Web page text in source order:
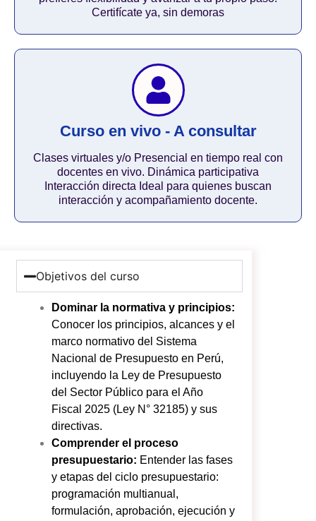
Certifícate ya, sin demoras
Curso en vivo - A consultar
Clases virtuales y/o Presencial en tiempo real con
docentes en vivo. Dinámica participativa
Interacción directa Ideal para quienes buscan
interacción y acompañamiento docente.
Objetivos del curso
Dominar la normativa y principios:
Conocer los principios, alcances y el
marco normativo del Sistema
Nacional de Presupuesto en Perú,
incluyendo la Ley de Presupuesto
del Sector Público para el Año
Fiscal 2025 (Ley N° 32185) y sus
directivas.
Comprender el proceso
presupuestario: Entender las fases
y etapas del ciclo presupuestario:
programación multianual,
formulación, aprobación, ejecución y